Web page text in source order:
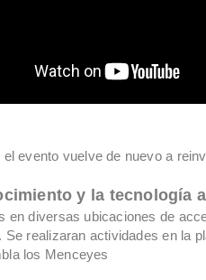
evento vuelve de nuevo a
y la tecnología
en diversas ubicaciones de
Se realizaran actividades en la
los Menceyes